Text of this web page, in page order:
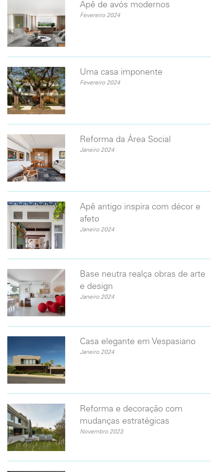
​Apê de avós modernos
Fevereiro 2024
Uma casa imponente
Fevereiro 2024
Reforma da Área Social
Janeiro 2024
​Apê antigo inspira com décor e
afeto
Janeiro 2024
Base neutra realça obras de arte
e design
Janeiro 2024
Casa elegante em Vespasiano
Janeiro 2024
Reforma e decoração com
mudanças estratégicas
Novembro 2023